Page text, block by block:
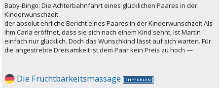
Baby-Bingo: Die Achterbahnfahrt eines glücklichen Paares in der
Kinderwunschzeit
der absolut ehrliche Bericht eines Paares in der Kinderwunschzeit Als
ihm Carla eröffnet, dass sie sich nach einem Kind sehnt, ist Martin
einfach nur glücklich. Doch das Wunschkind lässt auf sich warten. Für
die angestrebte Dreisamkeit ist dem Paar kein Preis zu hoch —
Die Fruchtbarkeitsmassage